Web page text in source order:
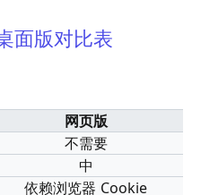
面版对比表
网页版
不需要
中
依赖浏览器 Cookie